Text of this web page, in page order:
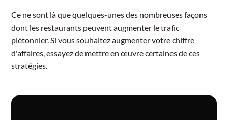
Ce ne sont là que quelques-unes des nombreuses façons
dont les restaurants peuvent augmenter le trafic
piétonnier. Si vous souhaitez augmenter votre chiffre
d'affaires, essayez de mettre en œuvre certaines de ces
stratégies.